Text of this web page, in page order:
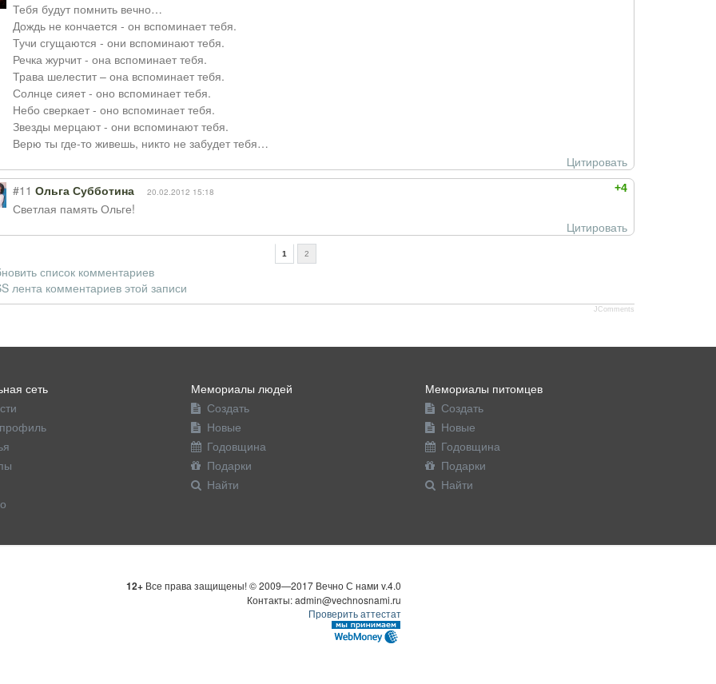
Тебя будут помнить вечно…
Дождь не кончается - он вспоминает тебя.
Тучи сгущаются - они вспоминают тебя.
Речка журчит - она вспоминает тебя.
Трава шелестит – она вспоминает тебя.
Солнце сияет - оно вспоминает тебя.
Небо сверкает - оно вспоминает тебя.
Звезды мерцают - они вспоминают тебя.
Верю ты где-то живешь, никто не забудет тебя…
Цитировать
+4
#11 Ольга Субботина 20.02.2012 15:18
Светлая память Ольге!
Цитировать
1 2
список комментариев
лента комментариев этой записи
JComments
сеть
Мемориалы людей
Создать
Новые
Годовщина
Подарки
Найти
Мемориалы питомцев
Создать
Новые
Годовщина
Подарки
Найти
12+Все права защищены! © 2009—2017 Вечно С нами v.4.0
Контакты: admin@vechnosnami.ru
Проверить аттестат